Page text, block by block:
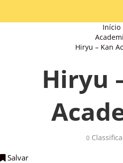
Início
Hiryu – Kan
Hiryu
0
Salvar